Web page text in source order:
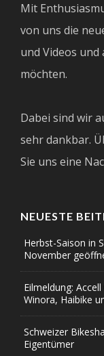
Mit
von uns die
und Videos und
möchten.
Dabei sind wir
sehr dankbar.
Sie uns eine
NEUESTE
Herbst-Saison in
November
Eilmeldung:
Winora, Haibike
Schweizer
Eigentümer